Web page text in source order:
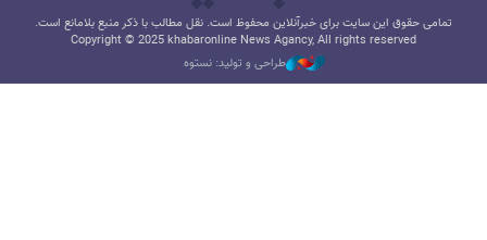
تمامی حقوق این سایت برای خبرآنلاین محفوظ است. نقل مطالب با ذکر منبع بلامانع است.
Copyright © 2025 khabaronline News Agancy, All rights reserved
طراحی و تولید: نستوه